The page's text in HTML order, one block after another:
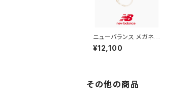
ニューバランス メガネ n
b09374x-1 new bal
ance newbalance 眼
ボストン 型 フレーム ブ
ランド スポーツ
¥12,100
その他の商品